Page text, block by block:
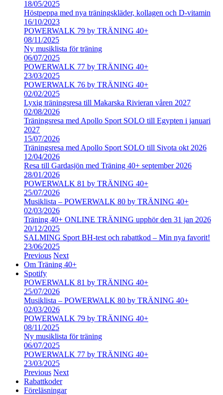
18/05/2025
Höstpeppa med nya träningskläder, kollagen och D-vitamin
16/10/2023
POWERWALK 79 by TRÄNING 40+
08/11/2025
Ny musiklista för träning
06/07/2025
POWERWALK 77 by TRÄNING 40+
23/03/2025
POWERWALK 76 by TRÄNING 40+
02/02/2025
Lyxig träningsresa till Makarska Rivieran våren 2027
02/08/2026
Träningsresa med Apollo Sport SOLO till Egypten i januari
2027
15/07/2026
Träningsresa med Apollo Sport SOLO till Sivota okt 2026
12/04/2026
Resa till Gardasjön med Träning 40+ september 2026
28/01/2026
POWERWALK 81 by TRÄNING 40+
25/07/2026
Musiklista – POWERWALK 80 by TRÄNING 40+
02/03/2026
Träning 40+ ONLINE TRÄNING upphör den 31 jan 2026
20/12/2025
SALMING Sport BH-test och rabattkod – Min nya favorit!
23/06/2025
Previous Next
Om Träning 40+
Spotify
POWERWALK 81 by TRÄNING 40+
25/07/2026
Musiklista – POWERWALK 80 by TRÄNING 40+
02/03/2026
POWERWALK 79 by TRÄNING 40+
08/11/2025
Ny musiklista för träning
06/07/2025
POWERWALK 77 by TRÄNING 40+
23/03/2025
Previous Next
Rabattkoder
Föreläsningar